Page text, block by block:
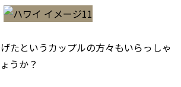
たというカップルの方々もいらっしゃ
うか？